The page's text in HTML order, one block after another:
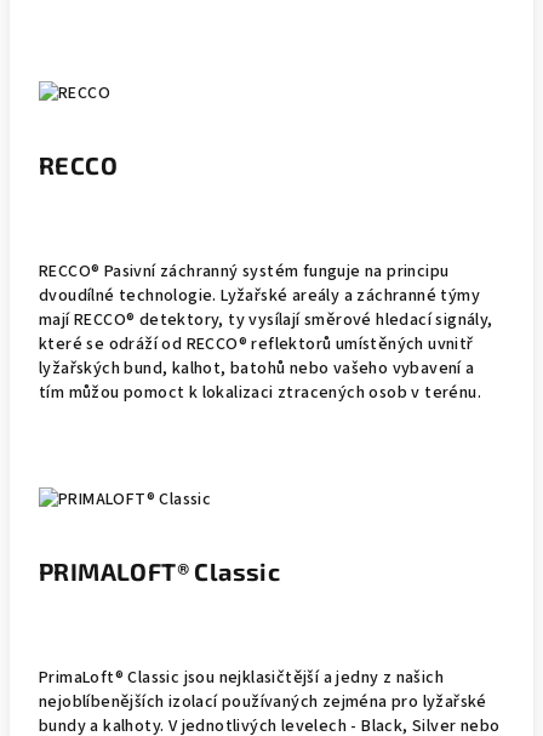
RECCO
RECCO® Pasivní záchranný systém funguje na principu
dvoudílné technologie. Lyžařské areály a záchranné týmy
mají RECCO® detektory, ty vysílají směrové hledací signály,
které se odráží od RECCO® reflektorů umístěných uvnitř
lyžařských bund, kalhot, batohů nebo vašeho vybavení a
tím můžou pomoct k lokalizaci ztracených osob v terénu.
PRIMALOFT® Classic
PrimaLoft® Classic jsou nejklasičtější a jedny z našich
nejoblíbenějších izolací používaných zejména pro lyžařské
bundy a kalhoty. V jednotlivých levelech - Black, Silver nebo